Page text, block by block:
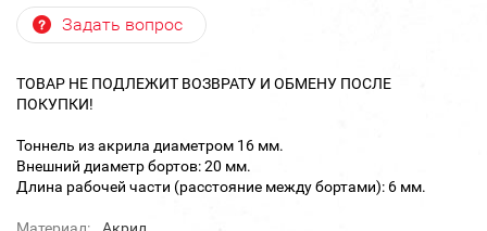
Задать вопрос
ТОВАР НЕ ПОДЛЕЖИТ ВОЗВРАТУ И ОБМЕНУ ПОСЛЕ
ПОКУПКИ!
Тоннель из акрила диаметром 16 мм.
Внешний диаметр бортов: 20 мм.
Длина рабочей части (расстояние между бортами): 6 мм.